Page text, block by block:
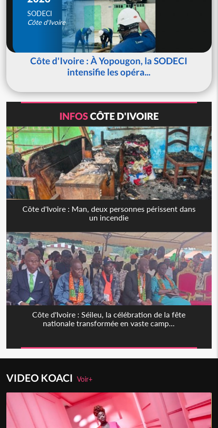
SODECI
Côte d'Ivoire
Côte d'Ivoire : À Yopougon, la SODECI
intensifie les opéra...
INFOSCÔTE D'IVOIRE
Côte d'Ivoire : Man, deux personnes périssent dans
un incendie
Côte d'Ivoire : Séileu, la célébration de la fête
nationale transformée en vaste camp...
VIDEO KOACIVoir+